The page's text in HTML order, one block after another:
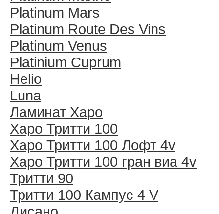
Platinum Mars
Platinum Route Des Vins
Platinum Venus
Platinium Cuprum
Helio
Luna
Ламинат Харо
Харо Тритти 100
Харо Тритти 100 Лофт 4v
Харо Тритти 100 гран виа 4v
Тритти 90
Тритти 100 Кампус 4 V